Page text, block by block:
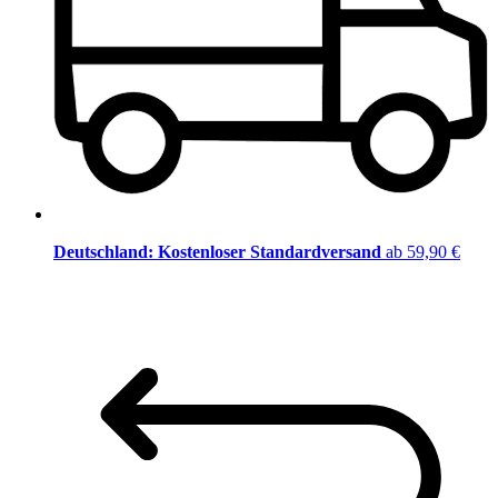
Deutschland: Kostenloser Standardversand ab 59,90 €